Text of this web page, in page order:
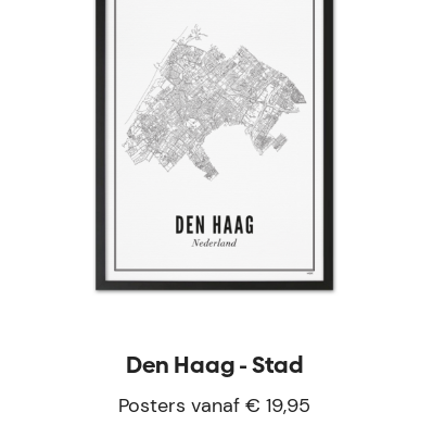
Den Haag - Stad
Posters vanaf € 19,95